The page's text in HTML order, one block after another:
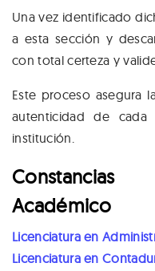
Una vez identificado
a esta sección y
con total certeza y
Este proceso asegura
autenticidad de
institución.
Académico
Licenciatura en
Licenciatura en